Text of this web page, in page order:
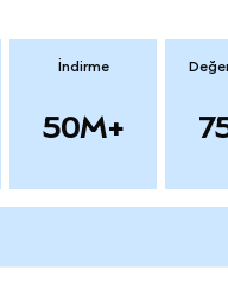
İndirme
50M+